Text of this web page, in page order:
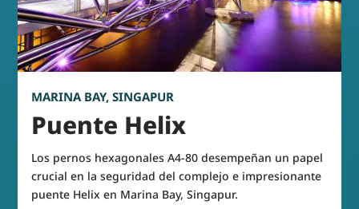
MARINA BAY, SINGAPUR
Puente Helix
Los pernos hexagonales A4-80 desempeñan un papel
crucial en la seguridad del complejo e impresionante
puente Helix en Marina Bay, Singapur.